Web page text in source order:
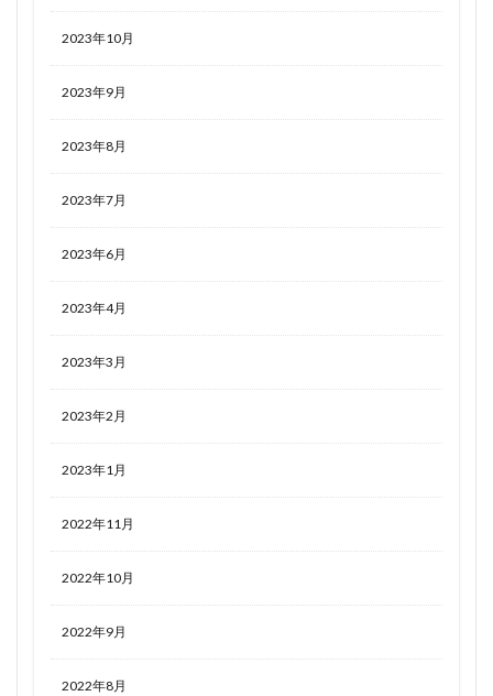
2023年10月
2023年9月
2023年8月
2023年7月
2023年6月
2023年4月
2023年3月
2023年2月
2023年1月
2022年11月
2022年10月
2022年9月
2022年8月